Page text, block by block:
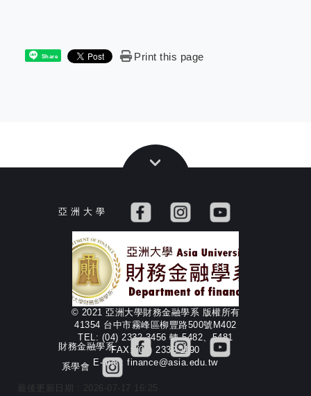
Share Print this page
亞 洲 大 學
© 2021 亞洲大學財務金融學系 版權所有
41354 台中市霧峰區柳豐路500號M402
TEL: (04) 2332-3456 轉 5482、5481
FAX: (04) 2332-1190
E-mail: finance@asia.edu.tw
財務金融學系
系學會
最後更新日期 : 2026-07-17 16:25